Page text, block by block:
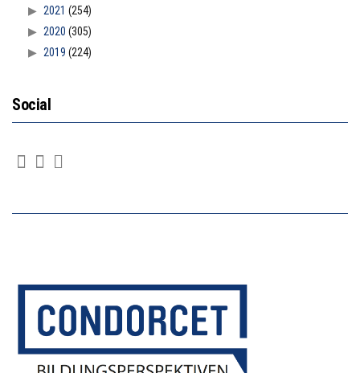
2021 (254)
2020 (305)
2019 (224)
Social